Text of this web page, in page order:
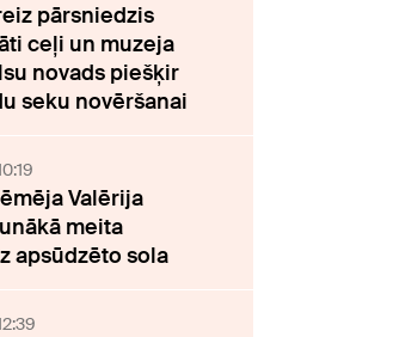
pārsniedzis
ceļi un muzeja
novads piešķir
seku novēršanai
Valērija
meita
apsūdzēto sola